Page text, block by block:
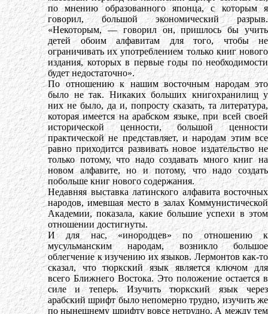
по мнению образованного японца, с которым я
говорил, большой экономический разрыв.
«Некоторым, — говорил он, пришлось бы учить
детей обоим алфавитам для того, чтобы не
ограничивать их употреблением только книг нового
издания, которых в первые годы по необходимости
будет недостаточно».
По отношению к нашим восточным народам это
было не так. Никаких больших книгохранилищ у
них не было, да и, попросту сказать, та литература,
которая имеется на арабском языке, при всей своей
исторической ценности, большой ценности
практической не представляет, и народам этим все
равно приходится развивать новое издательство не
только потому, что надо создавать много книг на
новом алфавите, но и потому, что надо создать
побольше книг нового содержания.
Недавняя выставка латинского алфавита восточных
народов, имевшая место в залах Коммунистической
Академии, показала, какие большие успехи в этом
отношении достигнуты.
И для нас, «инородцев» по отношению к
мусульманским народам, возникло большое
облегчение к изучению их языков. Лермонтов как-то
сказал, что тюркский язык является ключом для
всего Ближнего Востока. Это положение остается в
силе и теперь. Изучить тюркский язык через
арабский шрифт было непомерно трудно, изучить же
по нынешнему шрифту вовсе нетрудно. А между тем